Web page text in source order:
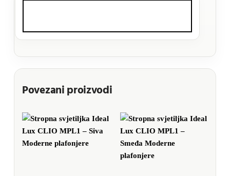
Povezani proizvodi